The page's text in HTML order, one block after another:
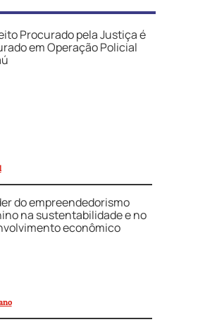
Procurado pela Justiça é
em Operação Policial
do empreendedorismo
na sustentabilidade e no
econômico